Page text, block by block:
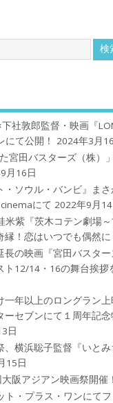
社敦郎監督・映画『
て公開！
2024年3月
宮田バスターズ（株）
月16日
ソウル・バンビ』まさ
にて 2022年9月
米紫『茨木コテン劇場
縁！恋はいつでも偶然に
長の映画『宮田バスタ
ト12/14・16の舞台挨拶
⼀年以上のロングラン
ーセブンにて１周年記
日
、横浜聡子監督『いと
15日
阪アジアン映画祭開催！
ト・プラス・ワンにて